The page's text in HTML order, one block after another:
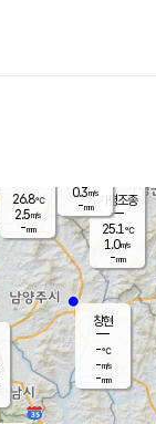
가평조종
25.1℃
1.0m/s
-mm
26.8℃
2.5m/s
-mm
창현
-℃
-m/s
-mm
0.3m/s
-mm